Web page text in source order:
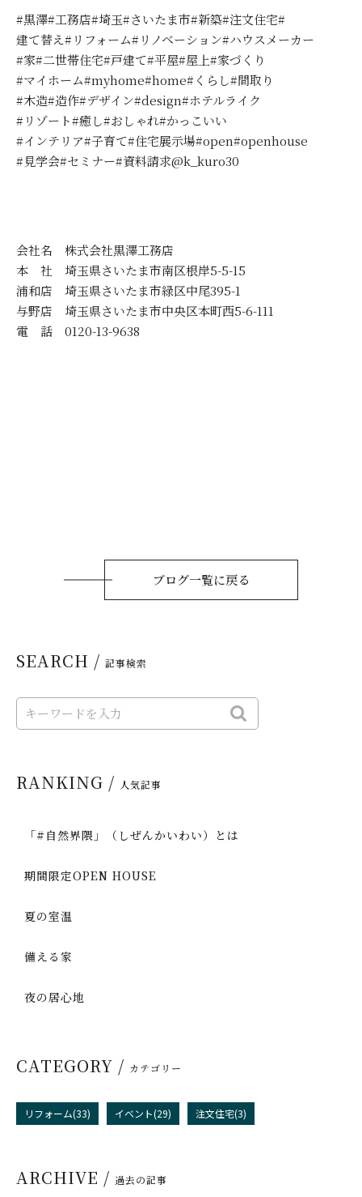
#黒澤#工務店#埼玉#さいたま市#新築#注文住宅#
建て替え#リフォーム#リノベーション#ハウスメーカー
#家#二世帯住宅#戸建て#平屋#屋上#家づくり
#マイホーム#myhome#home#くらし#間取り
#木造#造作#デザイン#design#ホテルライク
#リゾート#癒し#おしゃれ#かっこいい
#インテリア#子育て#住宅展示場#open#openhouse
#見学会#セミナー#資料請求@k_kuro30
会社名 株式会社黒澤工務店
本 社 埼玉県さいたま市南区根岸5-5-15
浦和店 埼玉県さいたま市緑区中尾395-1
与野店 埼玉県さいたま市中央区本町西5-6-111
電 話 0120-13-9638
ブログ一覧に戻る
SEARCH / 記事検索
RANKING / 人気記事
「#自然界隈」（しぜんかいわい）とは
期間限定OPEN HOUSE
夏の室温
備える家
夜の居心地
CATEGORY / カテゴリー
リフォーム(33) イベント(29) 注文住宅(3)
ARCHIVE / 過去の記事